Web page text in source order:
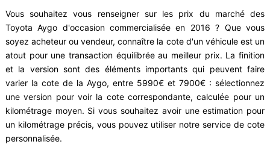
Vous souhaitez vous renseigner sur les prix du marché des
Toyota Aygo d'occasion commercialisée en 2016 ? Que vous
soyez acheteur ou vendeur, connaître la cote d'un véhicule est un
atout pour une transaction équilibrée au meilleur prix. La finition
et la version sont des éléments importants qui peuvent faire
varier la cote de la Aygo, entre 5990€ et 7900€ : sélectionnez
une version pour voir la cote correspondante, calculée pour un
kilométrage moyen. Si vous souhaitez avoir une estimation pour
un kilométrage précis, vous pouvez utiliser notre service de cote
personnalisée.